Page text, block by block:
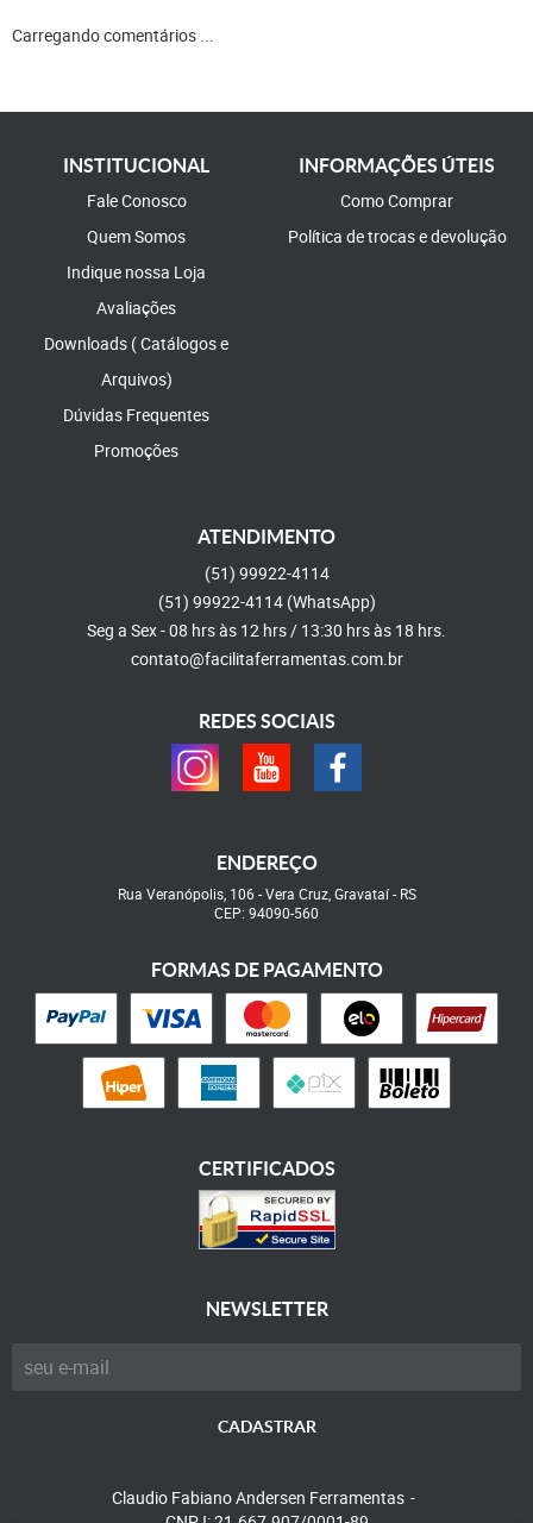
Carregando comentários ...
INSTITUCIONAL
Fale Conosco
Quem Somos
Indique nossa Loja
Avaliações
Downloads ( Catálogos e
Arquivos)
Dúvidas Frequentes
Promoções
INFORMAÇÕES ÚTEIS
Como Comprar
Política de trocas e devolução
ATENDIMENTO
(51) 99922-4114
(51) 99922-4114 (WhatsApp)
Seg a Sex - 08 hrs às 12 hrs / 13:30 hrs às 18 hrs.
contato@facilitaferramentas.com.br
REDES SOCIAIS
ENDEREÇO
Rua Veranópolis, 106 -Vera Cruz, Gravataí- RS
CEP: 94090-560
FORMAS DE PAGAMENTO
CERTIFICADOS
NEWSLETTER
CADASTRAR
Claudio Fabiano Andersen Ferramentas